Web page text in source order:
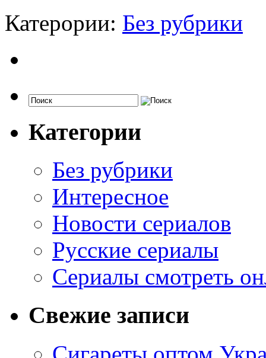
Катерории: Без рубрики
Категории
Без рубрики
Интересное
Новости сериалов
Русские сериалы
Сериалы смотреть
Свежие записи